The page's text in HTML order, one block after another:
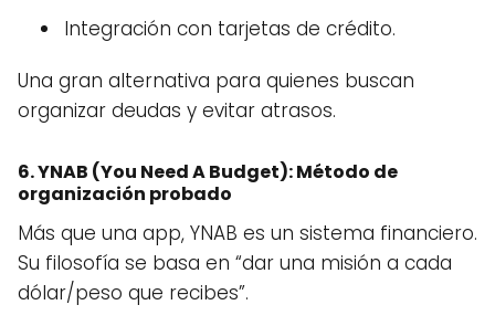
Integración con tarjetas de crédito.
Una gran alternativa para quienes buscan
organizar deudas y evitar atrasos.
6.YNAB (You Need A Budget): Método de
organización probado
Más que una app, YNAB es un sistema financiero.
Su filosofía se basa en “dar una misión a cada
dólar/peso que recibes”.